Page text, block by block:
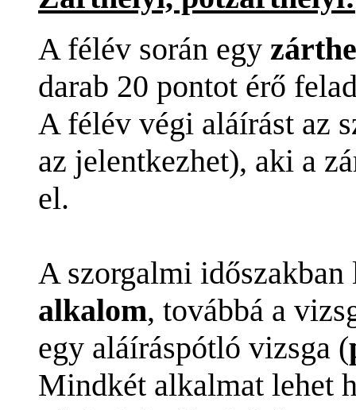
A félév során egy
darab 20 pontot érő
A félév végi aláírást az
az jelentkezhet), aki a
el.
A szorgalmi
alkalom, továbbá a
egy aláíráspótló vizsga (
Mindkét alkalmat lehet